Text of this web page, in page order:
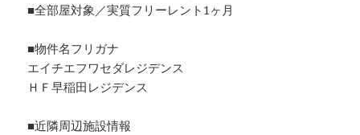
■全部屋対象／実質フリーレント1ヶ月
■物件名フリガナ
エイチエフワセダレジデンス
ＨＦ早稲田レジデンス
■近隣周辺施設情報